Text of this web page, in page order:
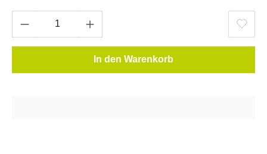
In den Warenkorb